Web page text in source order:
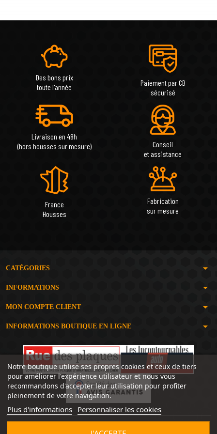
Des bons prix
toute l'année
Paiement par CB
sécurisé
Livraison en 48h
(hors housses sur mesure)
Conseil
et assistance
France
Housses
Fabrication
sur mesure
CATÉGORIES arrow_drop_down
INFORMATIONS arrow_drop_down
MON COMPTE CLIENT arrow_drop_down
INFORMATIONS BOUTIQUE EN LIGNE arrow_drop_down
Notre boutique utilise ses propres cookies et ceux de tiers
pour améliorer l'expérience utilisateur et nous vous
recommandons d'accepter leur utilisation pour profiter
pleinement de votre navigation.
Plus d'informations Personnaliser les cookies